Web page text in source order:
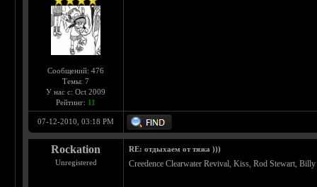
Сообщений: 476
Темы: 7
У нас с: Oct 2009
Рейтинг: 11
07-12-2010, 03:18 PM
Rockation
Unregistered
RE: отдыхаем от тяжа )))
Creedence Clearwater Revival, Kiss, Rod Stewart,